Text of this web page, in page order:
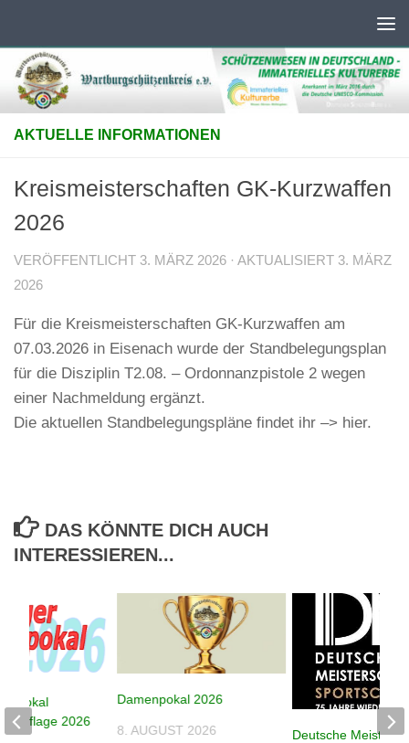
AKTUELLE INFORMATIONEN
Kreismeisterschaften GK-Kurzwaffen
2026
VERÖFFENTLICHT 3. MÄRZ 2026 · AKTUALISIERT 3. MÄRZ
2026
Für die Kreismeisterschaften GK-Kurzwaffen am
07.03.2026 in Eisenach wurde der Standbelegungsplan
für die Disziplin T2.08. – Ordonnanzpistole 2 wegen
einer Nachmeldung ergänzt.
Die aktuellen Standbelegungspläne findet ihr –> hier.
DAS KÖNNTE DICH AUCH
INTERESSIEREN...
Damenpokal 2026
8. AUGUST 2026
Deutsche
– Auflage 2026